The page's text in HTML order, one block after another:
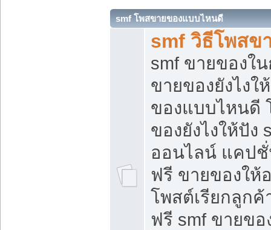
smf โพสขายของแบบไหนดี
smf วิธีโพสข
smf ขายของใ
ขายของยังไง
ของแบบไหนดี
ของยังไงให้ปั
ออนไลน์ แคป
ฟรี ขายของให้
โพสต์เรียกลูกค้
ฟรี smf ขายขอ